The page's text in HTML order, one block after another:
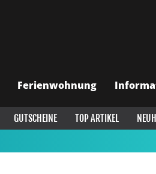
Ferienwohnung
GUTSCHEINE TOP ARTIKEL